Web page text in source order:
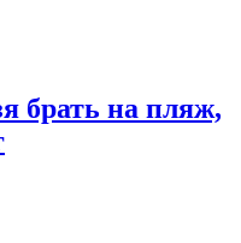
брать на пляж,